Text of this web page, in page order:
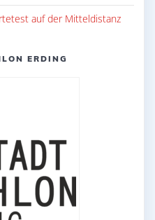
auf der Mitteldistanz
ERDING